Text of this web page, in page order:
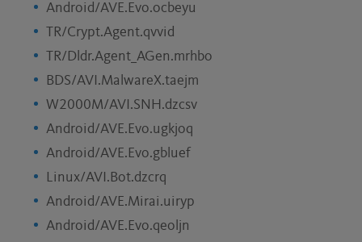
Android/AVE.Evo.ocbeyu
TR/Crypt.Agent.qvvid
TR/Dldr.Agent_AGen.mrhbo
BDS/AVI.MalwareX.taejm
W2000M/AVI.SNH.dzcsv
Android/AVE.Evo.ugkjoq
Android/AVE.Evo.gbluef
Linux/AVI.Bot.dzcrq
Android/AVE.Mirai.uiryp
Android/AVE.Evo.qeoljn